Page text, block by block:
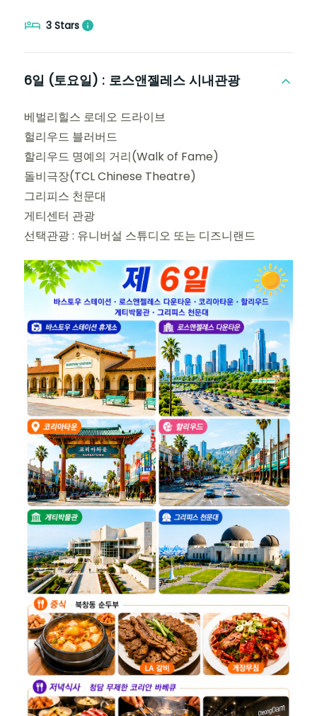
3 Stars
6일 (토요일) : 로스앤젤레스 시내관광
베벌리힐스 로데오 드라이브
헐리우드 블러버드
할리우드 명예의 거리(Walk of Fame)
돌비극장(TCL Chinese Theatre)
그리피스 천문대
게티센터 관광
선택관광 : 유니버설 스튜디오 또는 디즈니랜드